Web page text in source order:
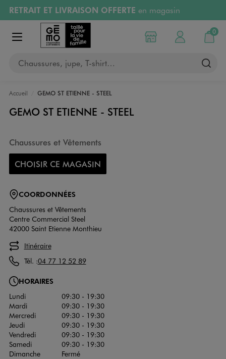
Aller au contenu principal
Aller à la navigation
RETRAIT ET LIVRAISON OFFERTE en magasin
Retours OFFERTSpendant 30 jours
PAYEZ EN 3x SANS FRAIS
RÉSERVATION GRATUITE
Afficher le menu
Chaussures, jupe, T-shirt…
Choisir mon magasin
Mon compte
0
Mon
Accueil GEMO ST ETIENNE - STEEL
GEMO ST ETIENNE - STEEL
Chaussures et Vêtements
CHOISIR CE MAGASIN
COORDONNÉES
Chaussures et Vêtements
Centre Commercial Steel
42000 Saint Etienne Monthieu
Itinéraire
Tél. :04 77 12 52 89
HORAIRES
Lundi
09:30 - 19:30
Mardi
09:30 - 19:30
Mercredi
09:30 - 19:30
Jeudi
09:30 - 19:30
Vendredi
09:30 - 19:30
Samedi
09:30 - 19:30
Dimanche
Fermé